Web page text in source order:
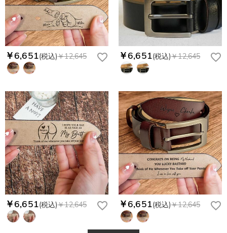
￥6,651(税込)￥12,645 ￥6,651(税込)￥12,645
￥6,651(税込)￥12,645 ￥6,651(税込)￥12,645